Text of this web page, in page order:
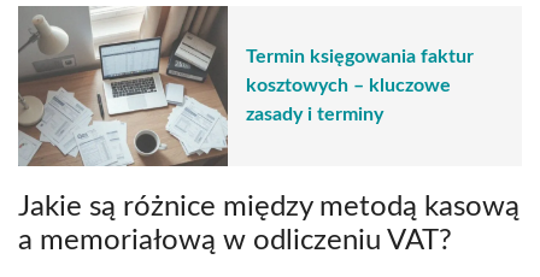
Termin księgowania faktur
kosztowych – kluczowe
zasady i terminy
Jakie są różnice między metodą kasową
a memoriałową w odliczeniu VAT?